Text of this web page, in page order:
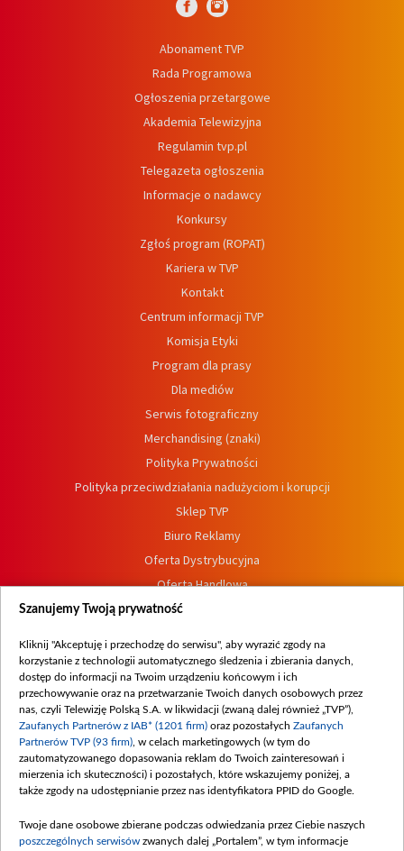
Abonament TVP
Rada Programowa
Ogłoszenia przetargowe
Akademia Telewizyjna
Regulamin tvp.pl
Telegazeta ogłoszenia
Informacje o nadawcy
Konkursy
Zgłoś program (ROPAT)
Kariera w TVP
Kontakt
Centrum informacji TVP
Komisja Etyki
Program dla prasy
Dla mediów
Serwis fotograficzny
Merchandising (znaki)
Polityka Prywatności
Polityka przeciwdziałania nadużyciom i korupcji
Sklep TVP
Biuro Reklamy
Oferta Dystrybucyjna
Oferta Handlowa
Dostępność
Procedura zgłoszeń wewnętrznych
Szanujemy Twoją prywatność
Kliknij "Akceptuję i przechodzę do serwisu", aby wyrazić zgody na
korzystanie z technologii automatycznego śledzenia i zbierania danych,
dostęp do informacji na Twoim urządzeniu końcowym i ich
przechowywanie oraz na przetwarzanie Twoich danych osobowych przez
nas, czyli Telewizję Polską S.A. w likwidacji (zwaną dalej również „TVP”),
Zaufanych Partnerów z IAB* (1201 firm) oraz pozostałych Zaufanych
Partnerów TVP (93 firm) , w celach marketingowych (w tym do
zautomatyzowanego dopasowania reklam do Twoich zainteresowań i
mierzenia ich skuteczności) i pozostałych, które wskazujemy poniżej, a
także zgody na udostępnianie przez nas identyfikatora PPID do Google.
Twoje dane osobowe zbierane podczas odwiedzania przez Ciebie naszych
poszczególnych serwisów zwanych dalej „Portalem”, w tym informacje